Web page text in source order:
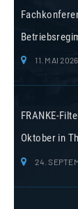
11. MAI 2026
FRANKE-
Oktober in
24.